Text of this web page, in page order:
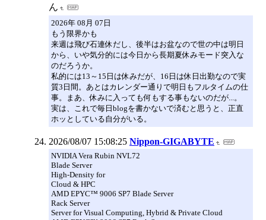
ん
2026年 08月 07日
もう限界かも
来週は飛び石連休だし、後半はお盆なので世の中は明日
から、いや気分的には今日から長期夏休みモード突入な
のだろうか。
私的には13～15日は休みだが、16日は休日出勤なので実
質3日間。あとはカレンダー通りで明日もフルタイムの仕
事。まあ、休みに入っても何もする事もないのだが...。
実は、これで毎日blogを書かないで済むと思うと、正直
ホッとしている自分がいる。
2026/08/07 15:08:25 Nippon-GIGABYTE
NVIDIA Vera Rubin NVL72
Blade Server
High-Density for
Cloud & HPC
AMD EPYC™ 9006 SP7 Blade Server
Rack Server
Server for Visual Computing, Hybrid & Private Cloud